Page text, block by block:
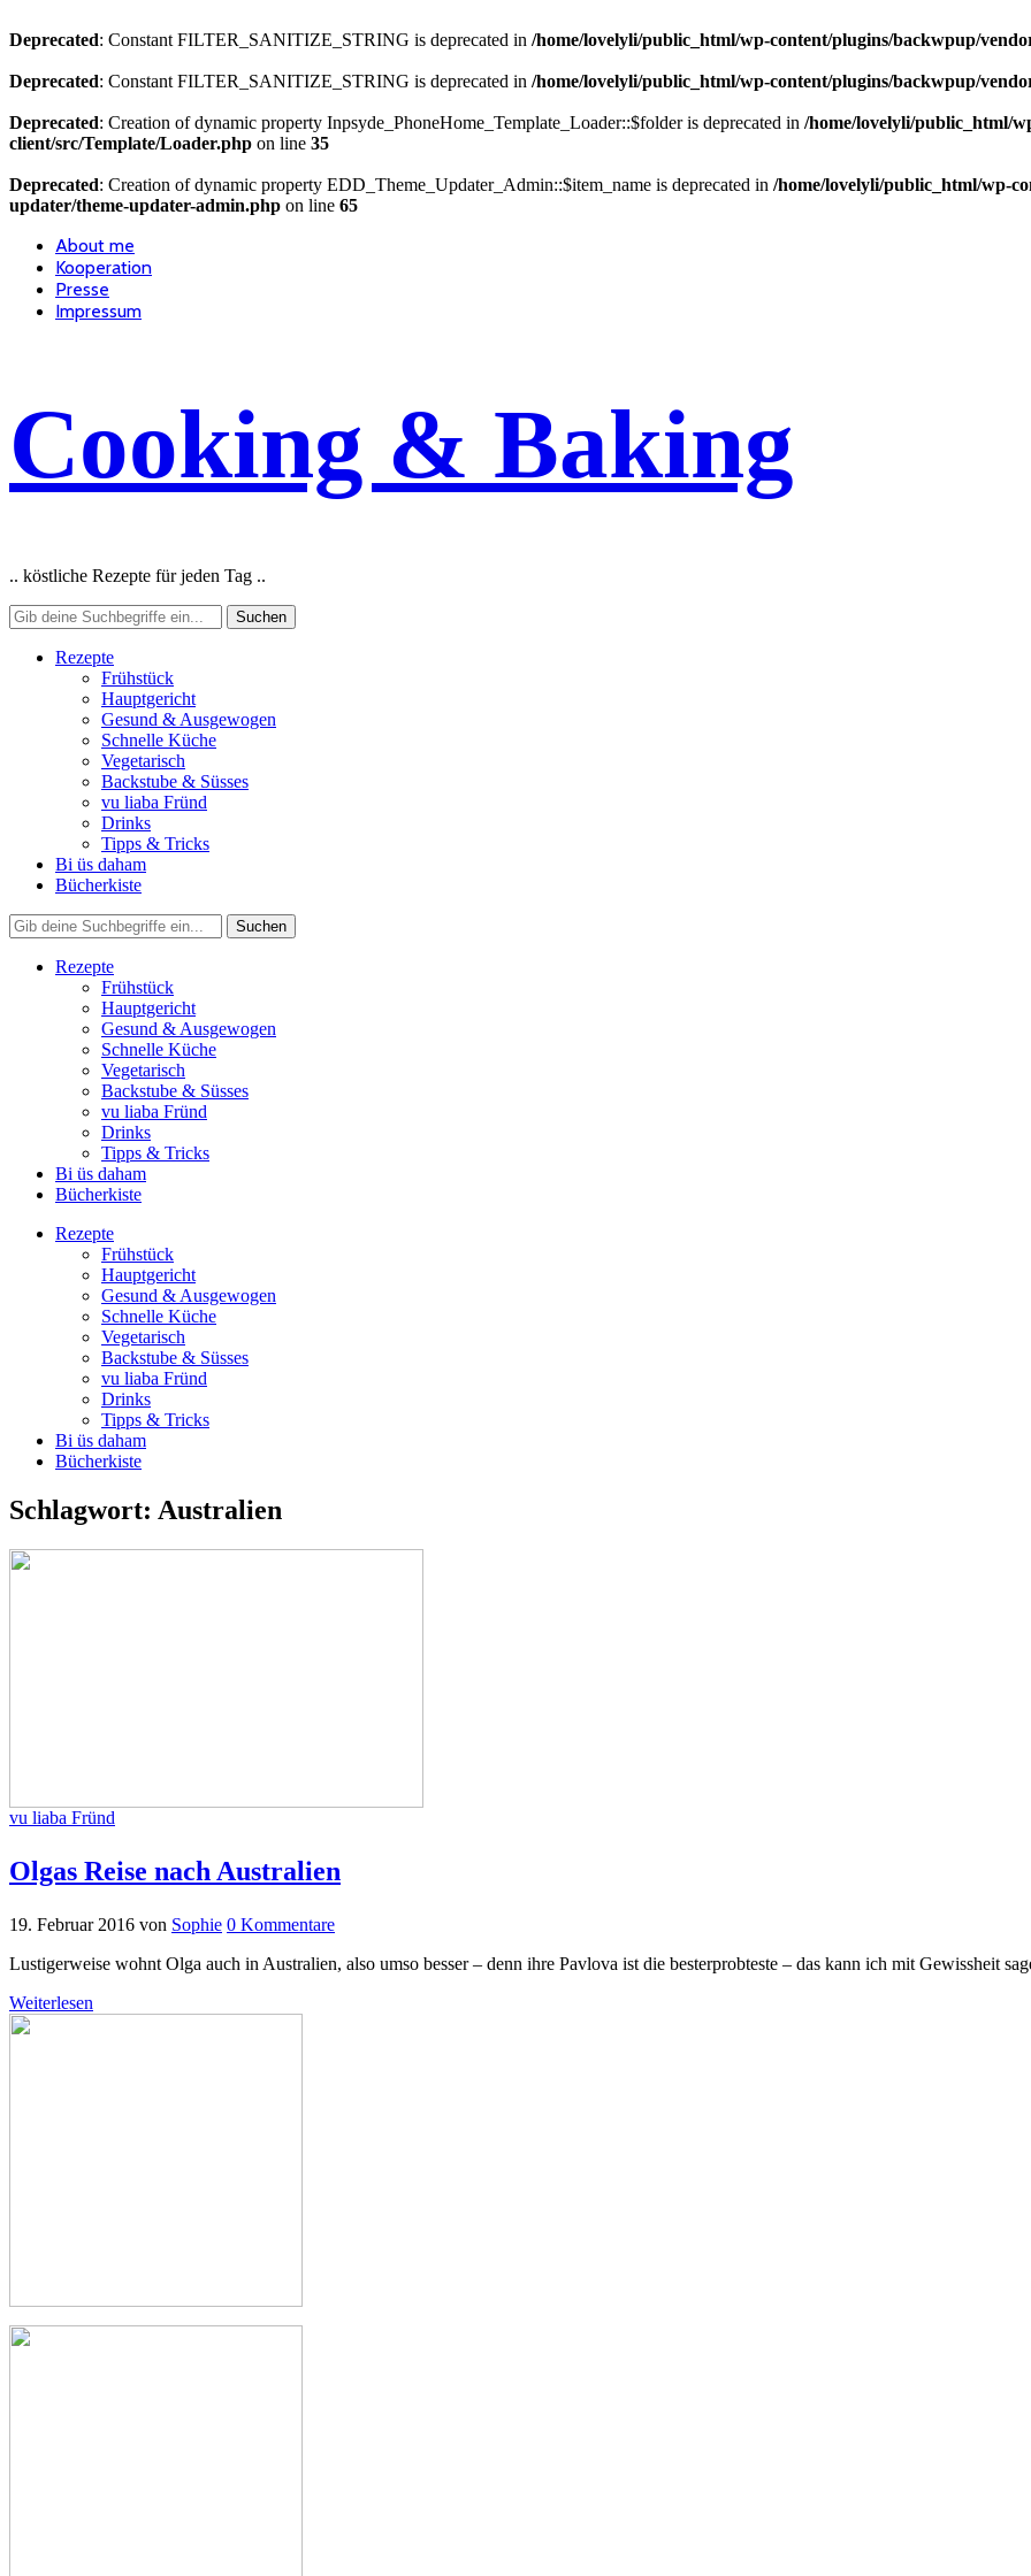
Deprecated: Constant FILTER_SANITIZE_STRING is deprecated in /home/lovelyli/public_html/wp-content/plugins/backwpup/
Deprecated: Constant FILTER_SANITIZE_STRING is deprecated in /home/lovelyli/public_html/wp-content/plugins/backwpup/
Deprecated: Creation of dynamic property Inpsyde_PhoneHome_Template_Loader::$folder is deprecated in /home/lovelyli/public_html/
client/src/Template/Loader.php on line 35
Deprecated: Creation of dynamic property EDD_Theme_Updater_Admin::$item_name is deprecated in /home/lovelyli/public_html/wp-
updater/theme-updater-admin.php on line 65
About me
Kooperation
Presse
Impressum
Cooking & Baking
.. köstliche Rezepte für jeden Tag ..
Rezepte
Frühstück
Hauptgericht
Gesund & Ausgewogen
Schnelle Küche
Vegetarisch
Backstube & Süsses
vu liaba Fründ
Drinks
Tipps & Tricks
Bi üs daham
Bücherkiste
Rezepte
Frühstück
Hauptgericht
Gesund & Ausgewogen
Schnelle Küche
Vegetarisch
Backstube & Süsses
vu liaba Fründ
Drinks
Tipps & Tricks
Bi üs daham
Bücherkiste
Rezepte
Frühstück
Hauptgericht
Gesund & Ausgewogen
Schnelle Küche
Vegetarisch
Backstube & Süsses
vu liaba Fründ
Drinks
Tipps & Tricks
Bi üs daham
Bücherkiste
Schlagwort: Australien
vu liaba Fründ
Olgas Reise nach Australien
19. Februar 2016 von Sophie 0 Kommentare
Lustigerweise wohnt Olga auch in Australien, also umso besser – denn ihre Pavlova ist die besterprobteste – das kann ich mit Gewissheit
Weiterlesen